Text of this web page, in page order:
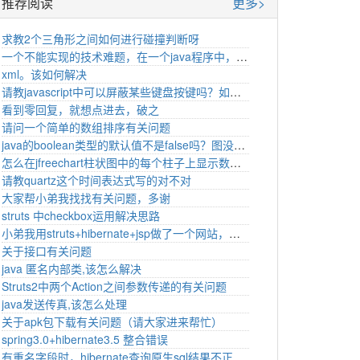
求教2个三角形之间如何进行碰撞判断呀
一个不能实现的技术难题，在一个java程序中，怎么自动点击网页中的提交按钮
xml。该如何解决
请教javascript中可以屏蔽某些键盘按键吗？如何屏蔽
看到零回复，就想点进去，破之
请问一个简单的数组排序有关问题
java的boolean类型的默认值不是false吗？图没显示出来，小弟我重新发个帖子吧
怎么在jfreechart柱状图中的每个柱子上显示数值的有关问题
请教quartz这个时间表达式写的对不对
大家帮小弟我找找有关问题，多谢
struts 中checkbox运用解决思路
小弟我用struts+hibernate+jsp做了一个网站，不知道为什么第一登网页显示不全为什么呢
关于接口有关问题
java 匿名内部类,该怎么解决
Struts2中两个Action之间参数传递的有关问题
java发送传真,该怎么处理
关于apk包下载有关问题（请大家进来帮忙）
spring3.0+hibernate3.5 整合错误